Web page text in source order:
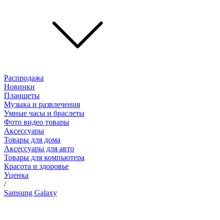
Распродажа
Новинки
Планшеты
Музыка и развлечения
Умные часы и браслеты
Фото видео товары
Аксессуары
Товары для дома
Аксессуары для авто
Товары для компьютера
Красота и здоровье
Уценка
/
Samsung Galaxy